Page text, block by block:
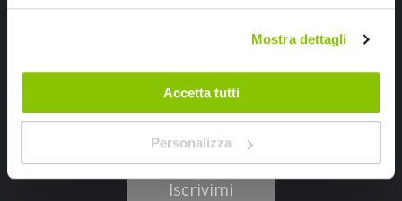
Mostra dettagli
Accetta tutti
Personalizza
Ricevi subito uno sconto del 10% per il tuo primo acquisto online!
Ho letto e accettato il documento
Iscrivimi